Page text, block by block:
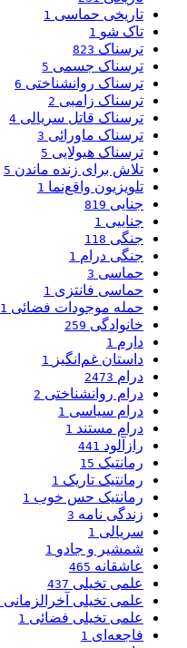
تاریخی حماسی 1
تاک شو 1
ترسناک 823
ترسناک جسمی 5
ترسناک روانشناختی 6
ترسناک زامبی 2
ترسناک قاتل سریالی 4
ترسناک ماورائی 3
ترسناک هیولایی 5
تلاش برای زنده ماندن 5
تلویزیون واقع‌نما 1
جنایی 819
جناییی 1
جنگی 118
جنگی درام 1
حماسی 3
حماسی فانتزی 1
حمله موجودات فضائی 1
خانوادگی 259
دارم 1
داستان غم‌انگیز 1
درام 2473
درام روانشناختی 2
درام سیاسی 1
درام مستند 1
رازآلود 441
رمانتیک 15
رمانتیک تاریک 1
رمانتیک حس خوب 1
زندگی نامه 3
سریالی 1
شمشیر و جادو 1
عاشقانه 465
علمی تخیلی 437
علمی تخیلی آخرالزمانی
علمی تخیلی فضائی 1
فاجعه‌ای 1